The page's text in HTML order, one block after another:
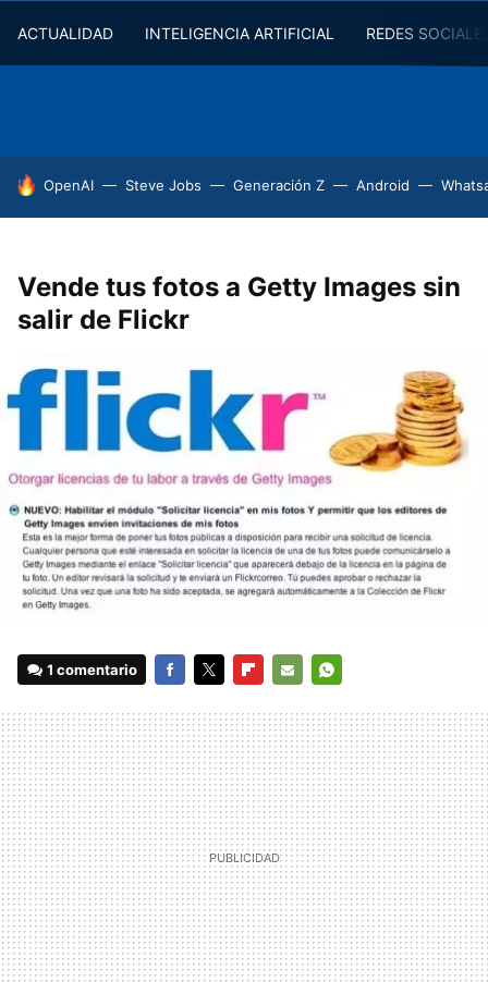
ACTUALIDAD INTELIGENCIA ARTIFICIAL REDES
HOY SE HABLA DE
OpenAI Steve Jobs Generación Z Android
Vende tus fotos a Getty Images sin
salir de Flickr
1 comentario
MAIL